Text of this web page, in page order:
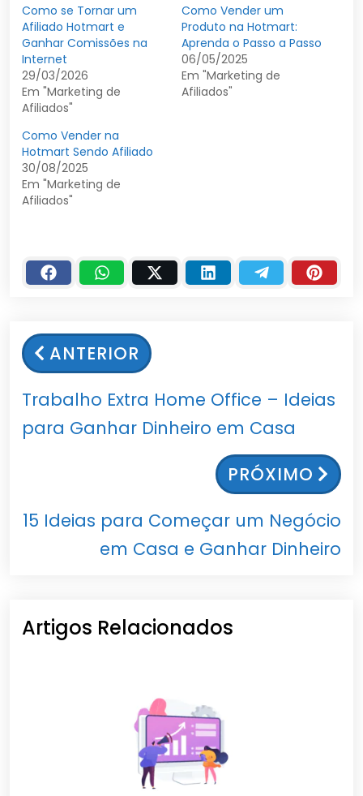
Como se Tornar um
Afiliado Hotmart e
Ganhar Comissões na
Internet
29/03/2026
Em "Marketing de
Afiliados"
Como Vender um
Produto na Hotmart:
Aprenda o Passo a Passo
06/05/2025
Em "Marketing de
Afiliados"
Como Vender na
Hotmart Sendo Afiliado
30/08/2025
Em "Marketing de
Afiliados"
ANTERIOR
Trabalho Extra Home Office – Ideias
para Ganhar Dinheiro em Casa
PRÓXIMO
15 Ideias para Começar um Negócio
em Casa e Ganhar Dinheiro
Artigos Relacionados